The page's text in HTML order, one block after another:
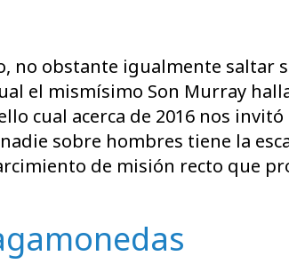
no obstante igualmente saltar
el mismísimo Son Murray
cual acerca de 2016 nos
sobre hombres tiene la
de misión recto que